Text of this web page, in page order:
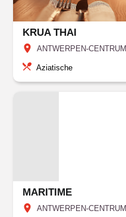
KRUA THAI
ANTWERPEN-CENTRUM
Aziatische
MARITIME
ANTWERPEN-CENTRUM